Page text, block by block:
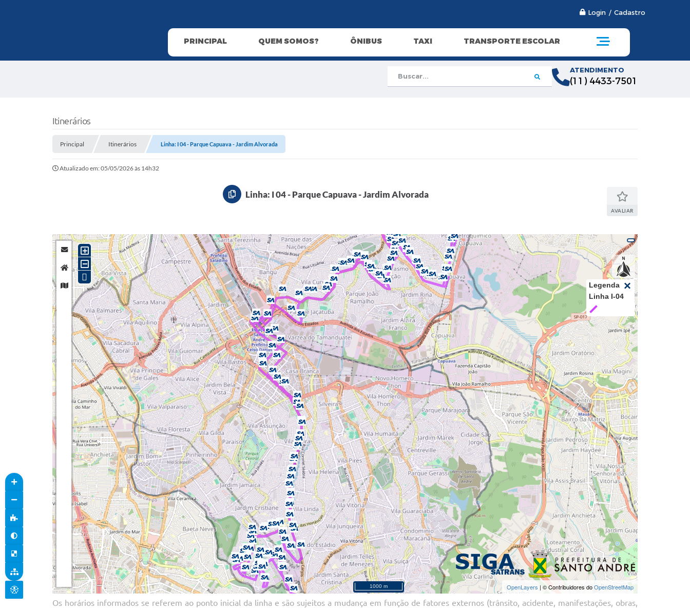
Login / Cadastro
ATENDIMENTO
(11) 4433-7501
PRINCIPAL QUEM SOMOS? ÔNIBUS TAXI TRANSPORTE ESCOLAR
Itinerários
Principal Itinerários Linha: I 04 - Parque Capuava - Jardim Alvorada
Atualizado em: 05/05/2026 às 14h32
Linha: I 04 - Parque Capuava - Jardim Alvorada
AVALIAR
Os horários informados se referem ao ponto inicial da linha e são sujeitos a mudança em função de fatores externos (trânsito, acidente, manifestações, obras,